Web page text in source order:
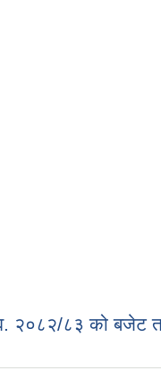
२०८२/८३ को बजेट